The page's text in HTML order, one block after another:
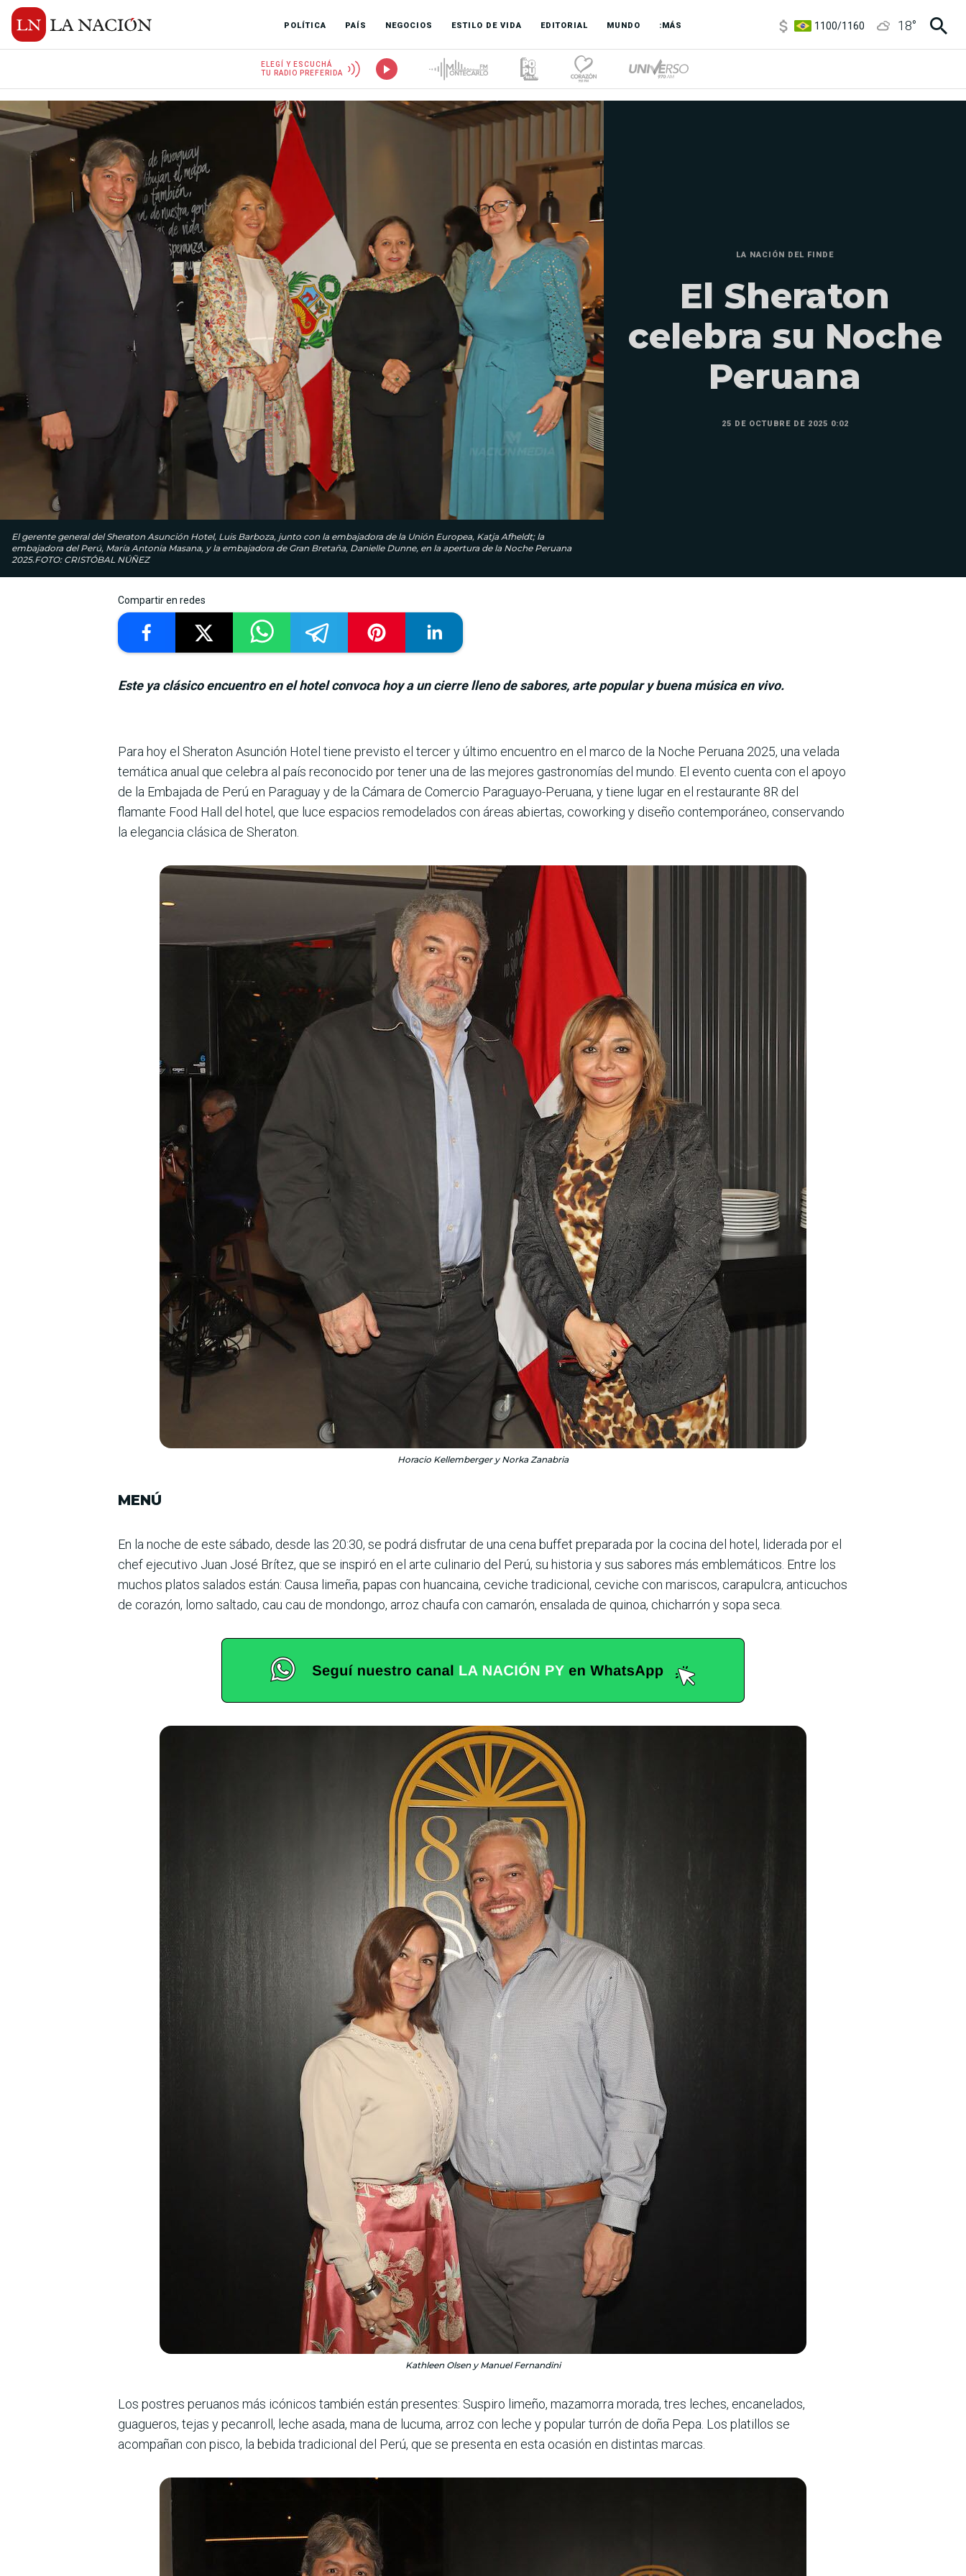
POLÍTICA PAÍS NEGOCIOS ESTILO DE VIDA EDITORIAL MUNDO :MÁS
3,8/4
18°
ELEGÍ Y ESCUCHÁ
TU RADIO PREFERIDA
El gerente general del Sheraton Asunción Hotel, Luis Barboza, junto con la embajadora de la Unión Europea, Katja Afheldt; la
embajadora del Perú, María Antonia Masana, y la embajadora de Gran Bretaña, Danielle Dunne, en la apertura de la Noche Peruana
2025.FOTO: CRISTÓBAL NÚÑEZ
LA NACIÓN DEL FINDE
El Sheraton
celebra su Noche
Peruana
25 DE OCTUBRE DE 2025 0:02
Compartir en redes
Este ya clásico encuentro en el hotel convoca hoy a un cierre lleno de sabores, arte popular y buena música en vivo.
Para hoy el Sheraton Asunción Hotel tiene previsto el tercer y último encuentro en el marco de la Noche Peruana 2025, una velada
temática anual que celebra al país reconocido por tener una de las mejores gastronomías del mundo. El evento cuenta con el apoyo
de la Embajada de Perú en Paraguay y de la Cámara de Comercio Paraguayo-Pe­ruana, y tiene lugar en el restaurante 8R del
flamante Food Hall del hotel, que luce espacios remodelados con áreas abiertas, coworking y diseño contemporáneo, con­servando
la elegancia clásica de Sheraton.
Horacio Kellemberger y Norka Zanabria
MENÚ
En la noche de este sábado, desde las 20:30, se podrá dis­frutar de una cena buffet pre­parada por la cocina del hotel, liderada por el
chef ejecutivo Juan José Brítez, que se ins­piró en el arte culinario del Perú, su historia y sus sabo­res más emblemáticos. Entre los
muchos platos salados están: Causa limeña, papas con huancaina, ceviche tra­dicional, ceviche con maris­cos, carapulcra, anticuchos
de corazón, lomo saltado, cau cau de mondongo, arroz chaufa con camarón, ensa­lada de quinoa, chicharrón y sopa seca.
Kathleen Olsen y Manuel Fernandini
Los postres peruanos más icónicos también están presentes: Suspiro limeño, mazamorra morada, tres leches, encanelados,
guague­ros, tejas y pecanroll, leche asada, mana de lucuma, arroz con leche y popular turrón de doña Pepa. Los platillos se
acompañan con pisco, la bebida tradicional del Perú, que se presenta en esta oca­sión en distintas marcas.